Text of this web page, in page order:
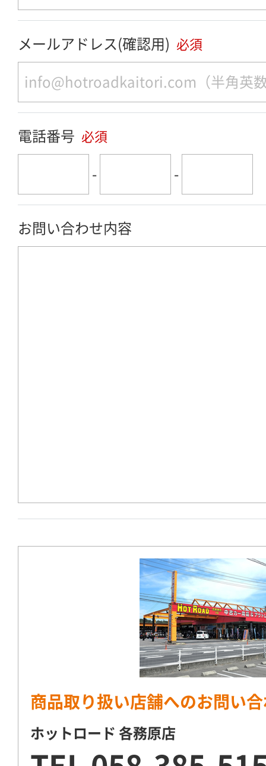
メールアドレス(確認用) 必須
電話番号 必須
- -
お問い合わせ内容
商品取り扱い店舗へのお問い
ホットロード 各務原店